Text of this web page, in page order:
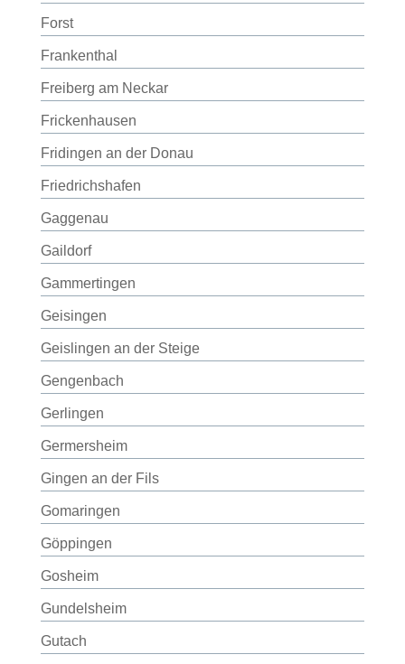
Forst
Frankenthal
Freiberg am Neckar
Frickenhausen
Fridingen an der Donau
Friedrichshafen
Gaggenau
Gaildorf
Gammertingen
Geisingen
Geislingen an der Steige
Gengenbach
Gerlingen
Germersheim
Gingen an der Fils
Gomaringen
Göppingen
Gosheim
Gundelsheim
Gutach